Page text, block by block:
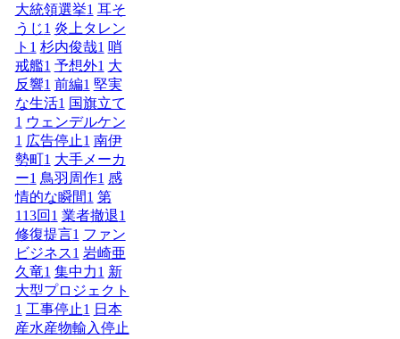
大統領選挙1 耳そ
うじ1 炎上タレン
ト 1 杉内俊哉1 哨
戒艦1 予想外1 大
反響1 前編1 堅実
な生活1 国旗立て
1 ウェンデルケン
1 広告停止1 南伊
勢町1 大手メーカ
ー1 鳥羽周作1 感
情的な瞬間1 第
113回 1 業者撤退1
修復提言1 ファン
ビジネス1 岩崎亜
久竜1 集中力1 新
大型プロジェクト
1 工事停止1 日本
産水産物輸入停止